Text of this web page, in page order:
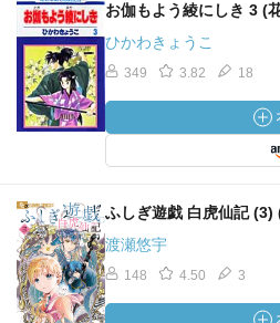
お伽もよう綾にしき 3 (
ひかわきょうこ
349 3.82 18
ふしぎ遊戯 白虎仙記 (3)
渡瀬悠宇
148 4.50 3